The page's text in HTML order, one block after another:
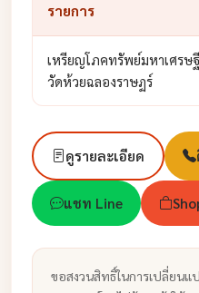
รายการ
เหรียญโภคทรัพย์มหาเศรษ
วัดห้วยฉลองราษฏร์
ดูรายละเอียด
แชท Line
ขอสงวนสิทธิ์ในการเปลี่ยนแ